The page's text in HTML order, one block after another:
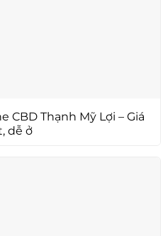
CBD Thạnh Mỹ Lợi – Giá
dễ ở